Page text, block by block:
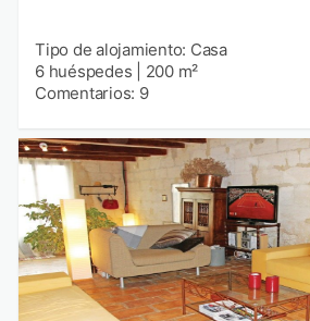
Tipo de alojamiento: Casa
6 huéspedes
200 m²
Comentarios: 9